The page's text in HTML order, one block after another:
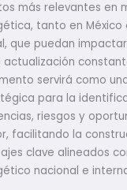
más relevantes en
tanto en México
que puedan
actualización
servirá como
para la
riesgos y
facilitando la
clave alineados
nacional e